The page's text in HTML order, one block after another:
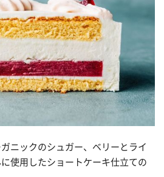
ニックのシュガー、ベリーとライ
使用したショートケーキ仕立ての